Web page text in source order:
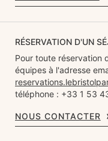
RÉSERVATION D'UN
Pour toute réservation
équipes à l'adresse
téléphone : +33 1 53
NOUS CONTACTER